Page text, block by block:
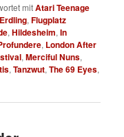
mitAtari Teenage
Erdling,Flugplatz
,Hildesheim,In
, London After
,Merciful Nuns,
,Tanzwut,The 69 Eyes,